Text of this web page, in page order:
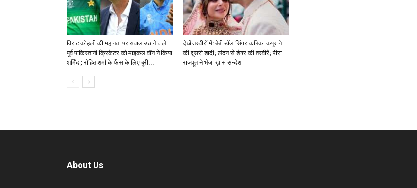
विराट कोहली की महानता पर सवाल उठाने वाले
पूर्व पाकिस्तानी क्रिकेटर को माइकल वॉन ने किया
शर्मिंदा; रोहित शर्मा के फैंस के लिए बुरी...
देखें तस्वीरों में: बेबी डॉल सिंगर कनिका कपूर ने
की दूसरी शादी; लंदन से शेयर की तस्वीरें; मीरा
राजपूत ने भेजा ख़ास सन्देश
About Us